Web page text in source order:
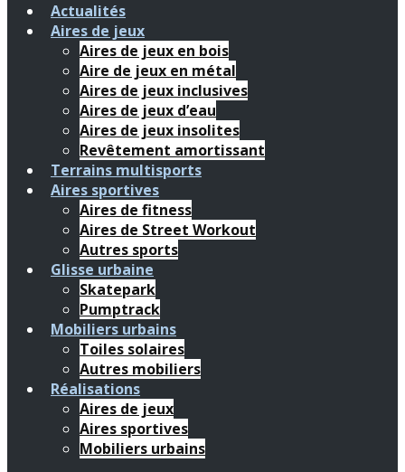
Actualités
Aires de jeux
Aires de jeux en bois
Aire de jeux en métal
Aires de jeux inclusives
Aires de jeux d’eau
Aires de jeux insolites
Revêtement amortissant
Terrains multisports
Aires sportives
Aires de fitness
Aires de Street Workout
Autres sports
Glisse urbaine
Skatepark
Pumptrack
Mobiliers urbains
Toiles solaires
Autres mobiliers
Réalisations
Aires de jeux
Aires sportives
Mobiliers urbains